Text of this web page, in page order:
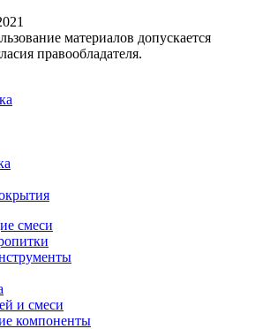
материалов допускается
правообладателя.
смеси
и смеси
компоненты